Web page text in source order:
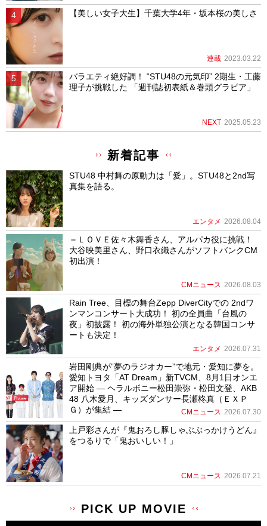
【美しい女子大生】千葉大学4年・坂本桜の美しさ
連載 2023.03.22
バラエティ絶好調！ “STU48の元気印” 2期生・工藤
理子が挑戦した 「週刊誌初表紙＆巻頭グラビア」
NEXT 2025.05.23
新着記事
STU48 中村舞の原動力は「愛」。STU48と2nd写
真集を語る。
エンタメ 2026.08.04
＝ＬＯＶＥ佐々木舞香さん、アルパカ役に挑戦！
大谷映美里さん、野口衣織さんがソフトバンクCM
初出演！
CMニュース 2026.08.03
Rain Tree、目標の舞台Zepp DiverCityでの 2ndワ
ンマンコンサート大成功！ 初の全員曲「台風の
夜」初披露！ 初の海外単独公演となる韓国コンサ
ートも決定！
エンタメ 2026.07.31
岩田剛典が”夢のラジオカー”で地元・愛知に夢を。
愛知トヨタ「AT Dream」新TVCM、8月1日オンエ
ア開始 ― ヘラルボニー松田崇弥・松田文登、AKB
48 八木愛月、キッズダンサー長瀬柊真（ＥＸＰ
Ｇ）が集結 ―
CMニュース 2026.07.30
上戸彩さんが『鬼おろし豚しゃぶぶっかけうどん』
をつるりで「鬼おいしい！」
CMニュース 2026.07.21
PICK UP MOVIE